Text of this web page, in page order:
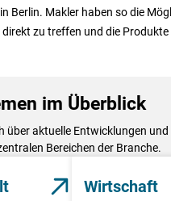
Berlin. Makler haben so die
zu treffen und die
im Überblick
über aktuelle Entwicklungen und
Bereichen der Branche.
Wirtschaft